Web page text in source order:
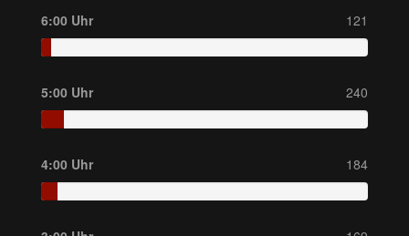
6:00 Uhr 121
5:00 Uhr 240
4:00 Uhr 184